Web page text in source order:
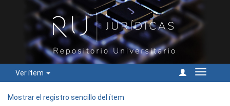
Ver ítem
Cambiar
Mostrar el registro sencillo del ítem